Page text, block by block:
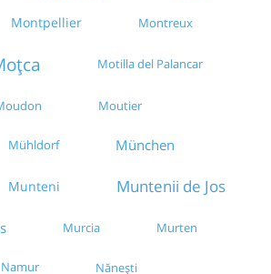
Montpellier Montreux
Motilla del Palancar
Moutier
Mühldorf München
Munteni Muntenii de Jos
Murcia Murten
Namur Nănești